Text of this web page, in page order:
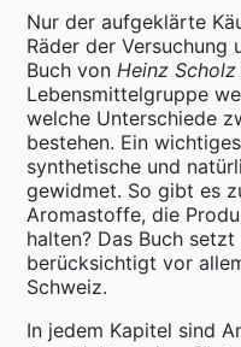
Nur der aufgeklärte
Räder der Versuchung
Buch von Heinz Scholz
Lebensmittelgruppe
welche Unterschiede
bestehen. Ein
synthetische und
gewidmet. So gibt es
Aromastoffe, die
halten? Das Buch
berücksichtigt vor
Schweiz.
In jedem Kapitel sind